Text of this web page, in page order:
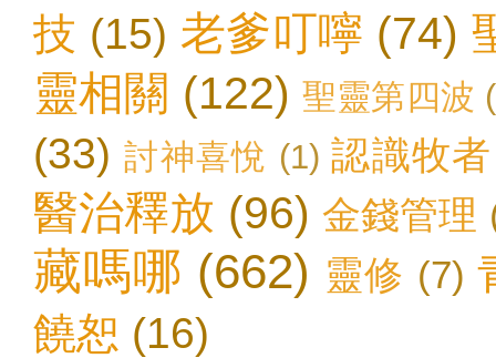
技 (15) 老爹叮嚀 (74)
靈相關 (122) 聖靈第四波
(33) 討神喜悅 (1) 認識牧者
醫治釋放 (96) 金錢管理
藏嗎哪 (662) 靈修 (7)
饒恕 (16)